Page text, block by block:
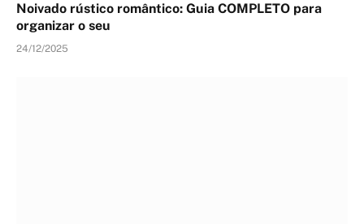
Noivado rústico romântico: Guia COMPLETO para
organizar o seu
24/12/2025